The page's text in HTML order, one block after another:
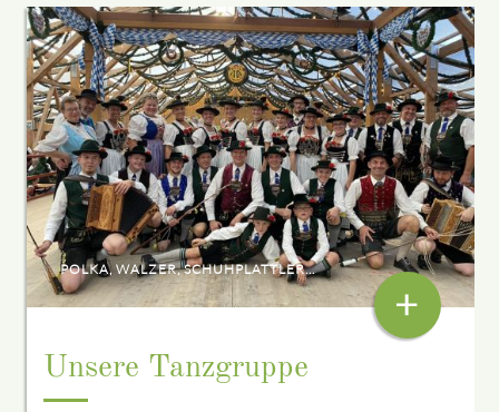
POLKA, WALZER, SCHUHPLATTLER...
Unsere Tanzgruppe
+